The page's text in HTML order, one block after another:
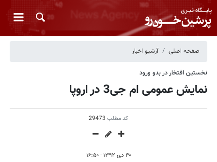
صفحه اصلی آرشیو اخبار
نخستین افتخار در بدو ورود
نمایش عمومی ام جی3 در اروپا
کد مطلب 29473
۳۰ دی ۱۳۹۲ - ۱۶:۵۰